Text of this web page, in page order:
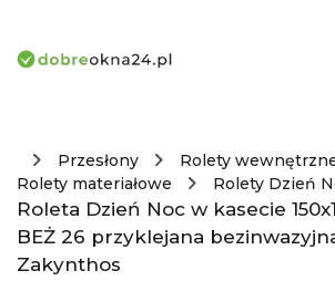
Przesłony
Rolety
Rolety materiałowe
Rolety Dzień
Roleta Dzień Noc w kasecie
BEŻ 26 przyklejana
Zakynthos